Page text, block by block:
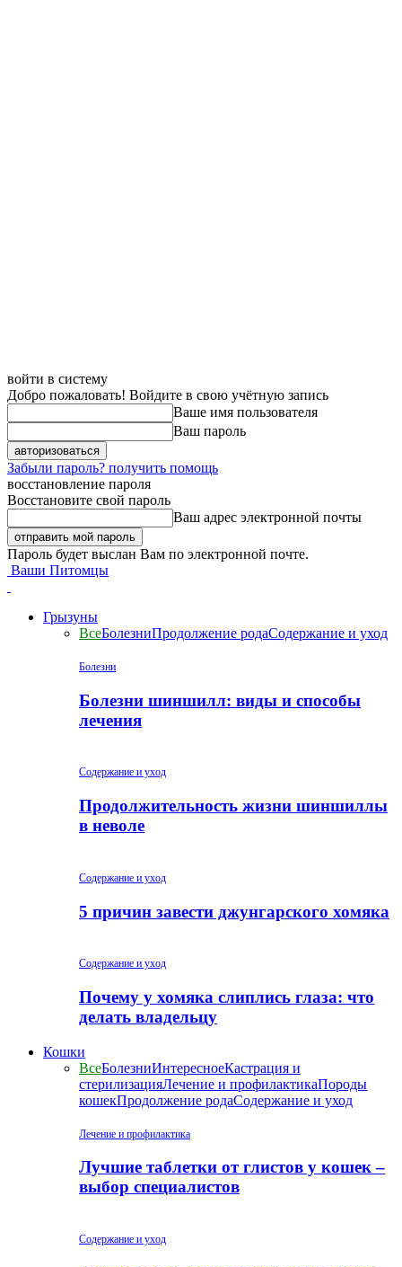
войти в систему
Добро пожаловать! Войдите в свою учётную запись
Ваше имя пользователя
Ваш пароль
Забыли пароль? получить помощь
восстановление пароля
Восстановите свой пароль
Ваш адрес электронной почты
Пароль будет выслан Вам по электронной почте.
Ваши Питомцы
Грызуны
ВсеБолезниПродолжение родаСодержание и уход
Болезни
Болезни шиншилл: виды и способы
лечения
Содержание и уход
Продолжительность жизни шиншиллы
в неволе
Содержание и уход
5 причин завести джунгарского хомяка
Содержание и уход
Почему у хомяка слиплись глаза: что
делать владельцу
Кошки
ВсеБолезниИнтересноеКастрация и
стерилизацияЛечение и профилактикаПороды
кошекПродолжение родаСодержание и уход
Лечение и профилактика
Лучшие таблетки от глистов у кошек –
выбор специалистов
Содержание и уход